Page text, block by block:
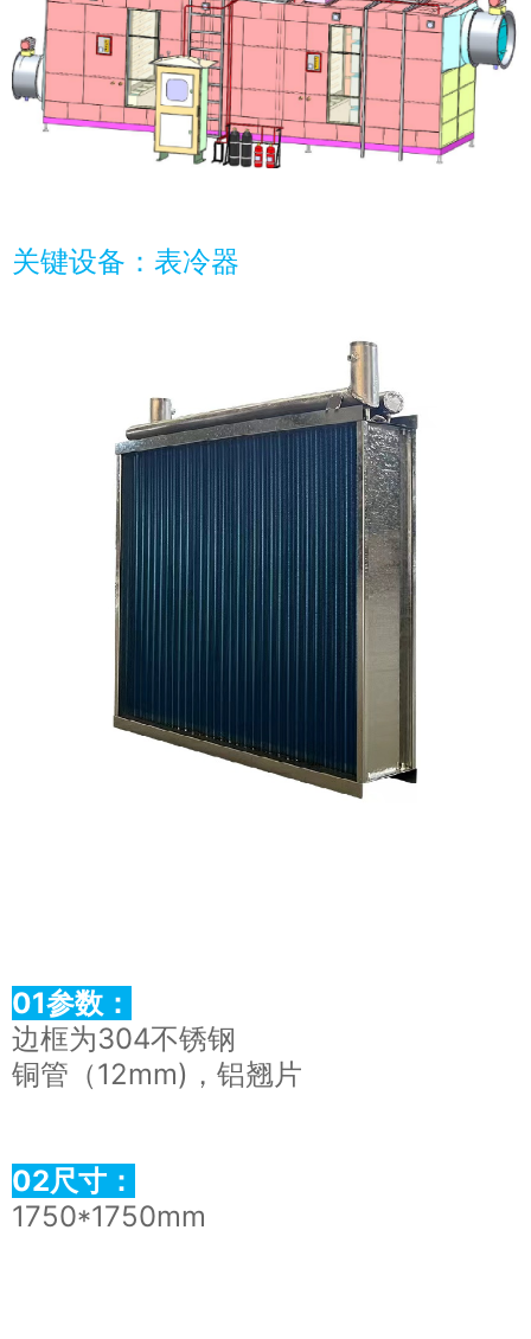
关键设备：表冷器
01参数：
边框为304不锈钢
铜管（12mm)，铝翘片
02尺寸：
1750*1750mm